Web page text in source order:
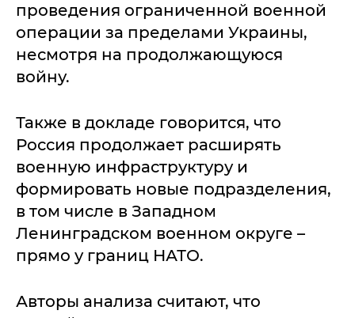
проведения ограниченной военной
операции за пределами Украины,
несмотря на продолжающуюся
войну.
Также в докладе говорится, что
Россия продолжает расширять
военную инфраструктуру и
формировать новые подразделения,
в том числе в Западном
Ленинградском военном округе –
прямо у границ НАТО.
Авторы анализа считают, что